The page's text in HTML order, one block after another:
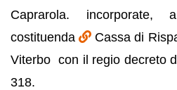
Caprarola.
costituenda
Cassa di
Viterbo con il regio decreto
318.